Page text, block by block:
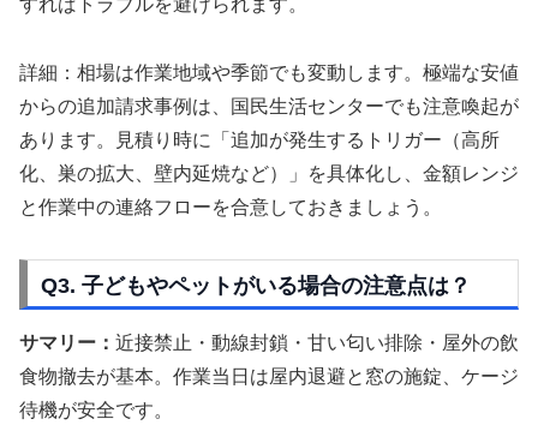
すればトラブルを避けられます。
詳細：相場は作業地域や季節でも変動します。極端な安値
からの追加請求事例は、国民生活センターでも注意喚起が
あります。見積り時に「追加が発生するトリガー（高所
化、巣の拡大、壁内延焼など）」を具体化し、金額レンジ
と作業中の連絡フローを合意しておきましょう。
Q3. 子どもやペットがいる場合の注意点は？
サマリー： 近接禁止・動線封鎖・甘い匂い排除・屋外の飲
食物撤去が基本。作業当日は屋内退避と窓の施錠、ケージ
待機が安全です。